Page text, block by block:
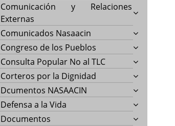
Comunicación y Relaciones
Externas
Comunicados Nasaacin
Congreso de los Pueblos
Consulta Popular No al TLC
Corteros por la Dignidad
Dcumentos NASAACIN
Defensa a la Vida
Documentos